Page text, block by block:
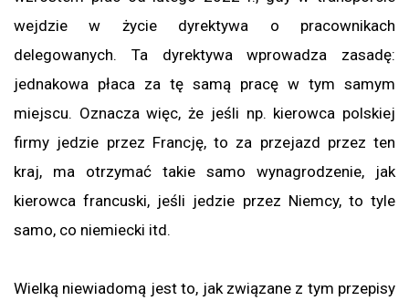
wejdzie w życie dyrektywa o pracownikach
delegowanych. Ta dyrektywa wprowadza zasadę:
jednakowa płaca za tę samą pracę w tym samym
miejscu. Oznacza więc, że jeśli np. kierowca polskiej
firmy jedzie przez Francję, to za przejazd przez ten
kraj, ma otrzymać takie samo wynagrodzenie, jak
kierowca francuski, jeśli jedzie przez Niemcy, to tyle
samo, co niemiecki itd.
Wielką niewiadomą jest to, jak związane z tym przepisy